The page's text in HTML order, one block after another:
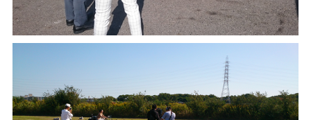
※類似品にご注意ください